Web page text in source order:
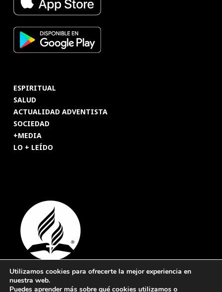
ESPIRITUAL
SALUD
ACTUALIDAD ADVENTISTA
SOCIEDAD
+MEDIA
LO + LEÍDO
© 2026 Revista Adventista de España. UICASDE. Derechos
Utilizamos cookies para ofrecerte la mejor experiencia en
nuestra web.
Puedes aprender más sobre qué cookies utilizamos o